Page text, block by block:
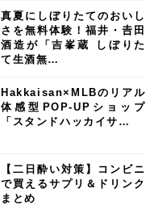
真夏にしぼりたてのおいし
さを無料体験！福井・𠮷田
酒造が「吉峯蔵 しぼりた
て生酒無…
Hakkaisan×MLBのリアル
体感型POP-UPショップ
「スタンドハッカイサ…
【二日酔い対策】コンビニ
で買えるサプリ＆ドリンク
まとめ